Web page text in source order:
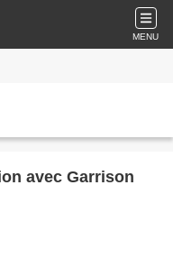
MENU
avec Garrison